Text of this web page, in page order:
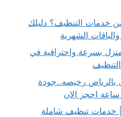
حتى 50% من خدمات التنظيف؟ دليلك
الشهرية
المنزل بسرعة واحترافية في
رخيصه..جودة
خدمات تنظيف شاملة